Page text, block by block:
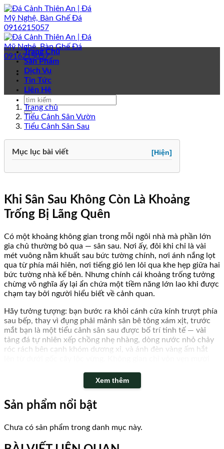
Bỏ
qua
nội
dung
Trang Chủ
Sản Phẩm
Dịch Vụ
Tin Tức
Liên Hệ
Trang chủ
Tiểu Cảnh Sân Vườn
Tiểu Cảnh Sân Sau
Mục lục bài viết [Hiện]
Khi Sân Sau Không Còn Là Khoảng
Trống Bị Lãng Quên
Có một khoảng không gian trong mỗi ngôi nhà mà phần lớn
gia chủ thường bỏ qua — sân sau. Nơi ấy, đôi khi chỉ là vài
mét vuông nằm khuất sau bức tường chính, nơi ánh nắng lọt
qua từ phía mái hiên, nơi tiếng gió len lỏi qua khe hẹp giữa hai
bức tường nhà kế bên. Nhưng chính cái khoảng trống tưởng
chừng vô nghĩa ấy lại ẩn chứa một tiềm năng lớn lao khi được
chạm tay bởi người hiểu biết về cảnh quan.
Hãy tưởng tượng: bạn bước ra khỏi cánh cửa kính trượt phía
sau bếp, thay vì đụng phải mảnh sân bê tông xám xịt, trước
mắt bạn là một tiểu cảnh sân sau được bố trí tinh tế — vài
tảng đá tự nhiên xếp chồng nhẹ nhàng, dòng nước nhỏ chảy
róc rách bên cạnh khóm dương xỉ, và ánh đèn vàng ấm hắt
thế giới khác — yên tĩnh, thư thái, và hoàn toàn thuộc về
Tiểu Cảnh Sân Sau - Hình 1
Xem thêm
Sản phẩm nổi bật
Chưa có sản phẩm trong danh mục này.